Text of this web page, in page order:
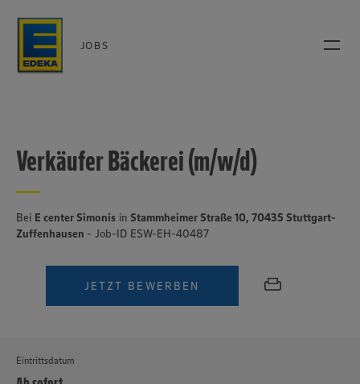
JOBS
Verkäufer Bäckerei (m/w/d)
Bei E center Simonis in Stammheimer Straße 10, 70435 Stuttgart-
Zuffenhausen - Job-ID ESW-EH-40487
JETZT BEWERBEN
Eintrittsdatum